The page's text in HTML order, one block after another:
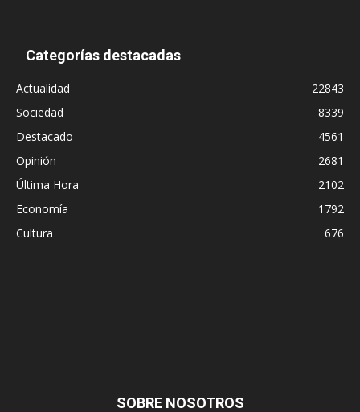
Categorías destacadas
Actualidad
22843
Sociedad
8339
Destacado
4561
Opinión
2681
Última Hora
2102
Economía
1792
Cultura
676
SOBRE NOSOTROS